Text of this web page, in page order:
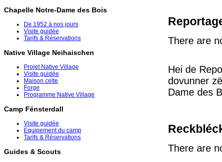
Chapelle Notre-Dame des Bois
De 1952 à nos jours
Visite guidée
Tarifs & Réservations
Native Village Neihaischen
Projet Native Village
Visite guidée
Maison celte
Forge
Programme Native Village
Camp Fënsterdall
Visite guidée
Equipement du camp
Tarifs & Réservations
Guides & Scouts
There are
Hei de
dovunner
Dame des
There are